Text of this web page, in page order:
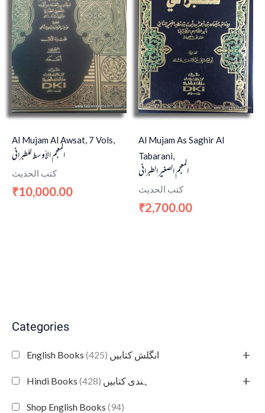
Categories
English Books انگلش کتابیں (425) +
Hindi Books ہندی کتابیں (428) +
Shop English Books (94)
Al Mujam Al Awsat, 7 Vols,
المعجم الأوسط للطبراني
كتب الحديث
₹10,000.00
Al Mujam As Saghir Al
Tabarani,
المعجم الصغير الطبراني
كتب الحديث
₹2,700.00